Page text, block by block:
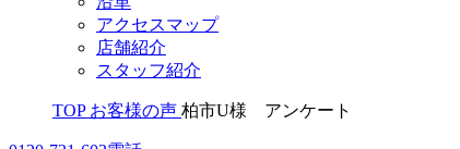
アクセスマップ
店舗紹介
スタッフ紹介
TOP お客様の声 柏市U様 アンケート